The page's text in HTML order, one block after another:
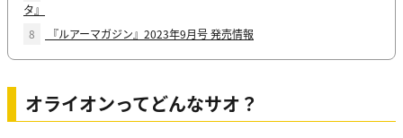
タ』
8
『ルアーマガジン』2023年9月号 発売情報
オライオンってどんなサオ？